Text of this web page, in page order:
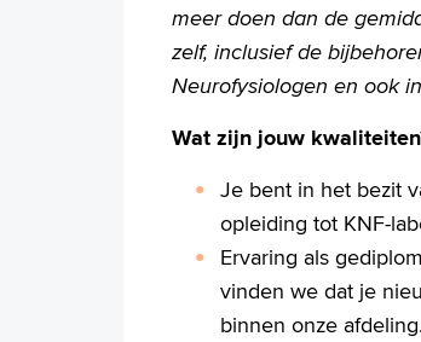
meer doen dan de
zelf, inclusief de
Neurofysiologen en ook
Wat zijn jouw
Je bent in het bezit
opleiding tot KNF-
Ervaring als
vinden we dat je
binnen onze afdeling.